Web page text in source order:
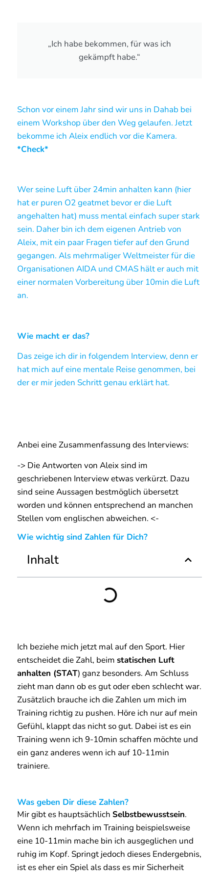
„Ich habe bekommen, für was ich
gekämpft habe.“
Schon vor einem Jahr sind wir uns in Dahab bei
einem Workshop über den Weg gelaufen. Jetzt
bekomme ich Aleix endlich vor die Kamera.
*Check*
Wer seine Luft über 24min anhalten kann (hier
hat er puren O2 geatmet bevor er die Luft
angehalten hat) muss mental einfach super stark
sein. Daher bin ich dem eigenen Antrieb von
Aleix, mit ein paar Fragen tiefer auf den Grund
gegangen. Als mehrmaliger Weltmeister für die
Organisationen AIDA und CMAS hält er auch mit
einer normalen Vorbereitung über 10min die Luft
an.
Wie macht er das?
Das zeige ich dir in folgendem Interview, denn er
hat mich auf eine mentale Reise genommen, bei
der er mir jeden Schritt genau erklärt hat.
Anbei eine Zusammenfassung des Interviews:
-> Die Antworten von Aleix sind im
geschriebenen Interview etwas verkürzt. Dazu
sind seine Aussagen bestmöglich übersetzt
worden und können entsprechend an manchen
Stellen vom englischen abweichen. <-
Wie wichtig sind Zahlen für Dich?
Inhalt
Ich beziehe mich jetzt mal auf den Sport. Hier
entscheidet die Zahl, beim statischen Luft
anhalten (STAT) ganz besonders. Am Schluss
zieht man dann ob es gut oder eben schlecht war.
Zusätzlich brauche ich die Zahlen um mich im
Training richtig zu pushen. Höre ich nur auf mein
Gefühl, klappt das nicht so gut. Dabei ist es ein
Training wenn ich 9-10min schaffen möchte und
ein ganz anderes wenn ich auf 10-11min
trainiere.
Was geben Dir diese Zahlen?
Mir gibt es hauptsächlich Selbstbewusstsein.
Wenn ich mehrfach im Training beispielsweise
eine 10-11min mache bin ich ausgeglichen und
ruhig im Kopf. Springt jedoch dieses Endergebnis,
ist es eher ein Spiel als dass es mir Sicherheit